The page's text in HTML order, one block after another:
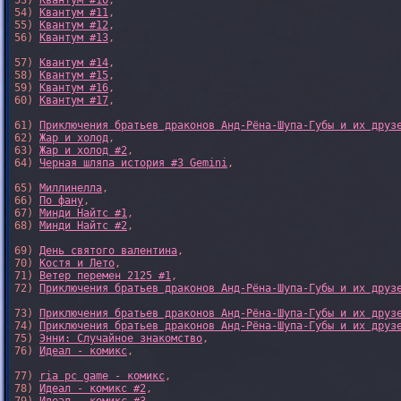
54)
Квантум #11,
55)
Квантум #12,
56)
Квантум #13,
57)
Квантум #14,
58)
Квантум #15,
59)
Квантум #16,
60)
Квантум #17,
61)
Приключения братьев драконов Анд-Рёна-Шупа-Губы и их
62) Жар и холод,
63) Жар и холод #2,
64) Черная шляпа история #3 Gemini,
65) Миллинелла,
66)
По фану,
67) Минди Найтс #1,
68) Минди Найтс #2,
69) День святого валентина,
70)
Костя и Лето,
71)
Ветер перемен 2125 #1,
72)
Приключения братьев драконов Анд-Рёна-Шупа-Губы и их
73)
Приключения братьев драконов Анд-Рёна-Шупа-Губы и их
74)
Приключения братьев драконов Анд-Рёна-Шупа-Губы и их
75) Энни: Случайное знакомство,
76)
Идеал - комикс,
77)
ria pc game - комикс,
78)
Идеал - комикс #2,